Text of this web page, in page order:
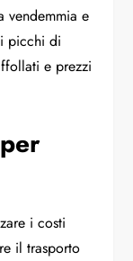
vendemmia e
picchi di
e prezzi
i costi
il trasporto